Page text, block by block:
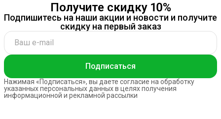
Получите скидку 10%
Подпишитесь на наши акции и новости и получите
скидку на первый заказ
Подписаться
Нажимая «Подписаться», вы даете согласие на обработку
указанных персональных данных в целях получения
информационной и рекламной рассылки